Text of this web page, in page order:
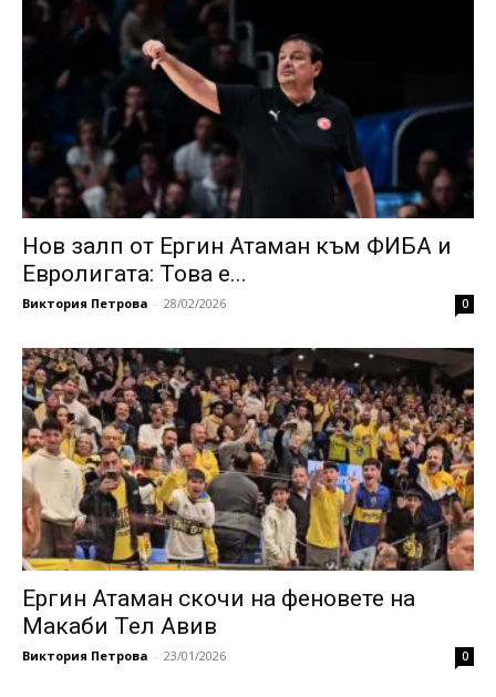
Нов залп от Ергин Атаман към ФИБА и
Евролигата: Това е...
Виктория Петрова - 28/02/2026 0
Ергин Атаман скочи на феновете на
Макаби Тел Авив
Виктория Петрова - 23/01/2026 0